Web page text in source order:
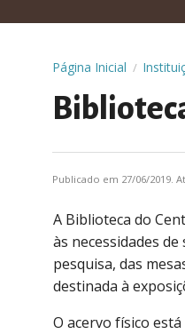
Página Inicial /
Publicado em 27/06/2019.
A Biblioteca do
às necessidades
pesquisa, das
destinada à
O acervo físico